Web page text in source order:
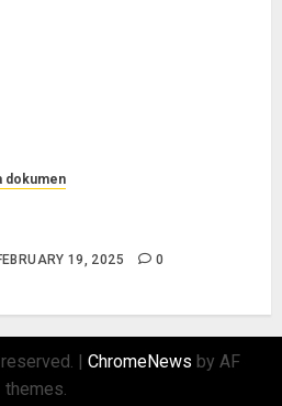
dokumen
19, 2025 0
| ChromeNews by AF
themes.